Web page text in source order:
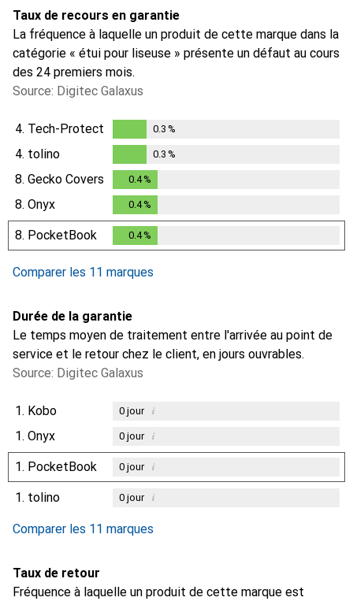
Taux de recours en garantie
La fréquence à laquelle un produit de cette marque dans la
catégorie « étui pour liseuse » présente un défaut au cours
des 24 premiers mois.
Source: Digitec Galaxus
4. Tech-Protect
0.3%
0.3 %
4. tolino
0.3%
0.3 %
8. Gecko Covers 0.4%
8. Onyx 0.4%
8. PocketBook 0.4%
Comparer les 11 marques
Durée de la garantie
Le temps moyen de traitement entre l'arrivée au point de
service et le retour chez le client, en jours ouvrables.
Source: Digitec Galaxus
1. Kobo 0jour i
1. Onyx 0jour i
1. PocketBook 0jour i
1. tolino 0jour i
Comparer les 11 marques
Taux de retour
Fréquence à laquelle un produit de cette marque est